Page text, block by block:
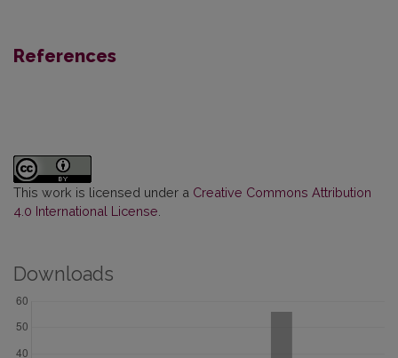
References
This work is licensed under a Creative Commons Attribution
4.0 International License
Downloads